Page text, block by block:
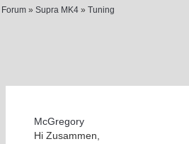
Forum » Supra MK4 » Tuning
McGregory
Hi Zusammen,